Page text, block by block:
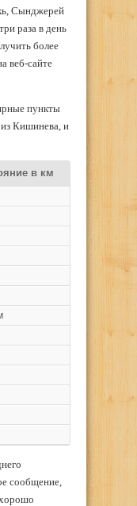
Сынджерей
раза в день
более
веб-сайте
пункты
из Кишинева, и
в км
сообщение,